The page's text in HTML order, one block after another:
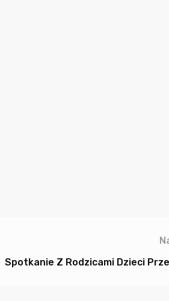
Spotkanie Z Rodzicami Dzieci